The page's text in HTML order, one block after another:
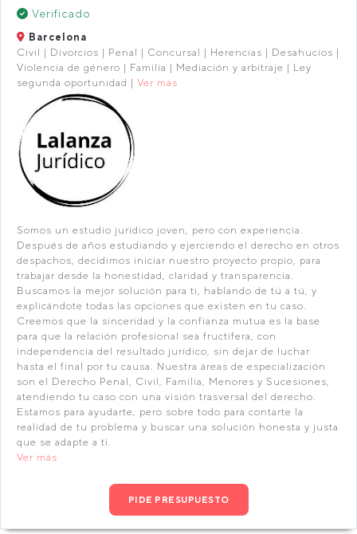
Verificado
Barcelona
Civil | Divorcios | Penal | Concursal | Herencias | Desahucios |
Violencia de género | Familia | Mediación y arbitraje | Ley
segunda oportunidad | Ver más
Somos un estudio jurídico joven, pero con experiencia.
Después de años estudiando y ejerciendo el derecho en otros
despachos, decidimos iniciar nuestro proyecto propio, para
trabajar desde la honestidad, claridad y transparencia.
Buscamos la mejor solución para ti, hablando de tú a tú, y
explicándote todas las opciones que existen en tu caso.
Creemos que la sinceridad y la confianza mutua es la base
para que la relación profesional sea fructífera, con
independencia del resultado jurídico, sin dejar de luchar
hasta el final por tu causa. Nuestra áreas de especialización
son el Derecho Penal, Civil, Familia, Menores y Sucesiones,
atendiendo tu caso con una visión trasversal del derecho.
Estamos para ayudarte, pero sobre todo para contarte la
realidad de tu problema y buscar una solución honesta y justa
que se adapte a ti.
Ver más
PIDE PRESUPUESTO